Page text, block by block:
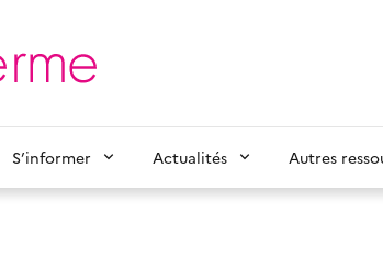
S’informer Actualités Autres